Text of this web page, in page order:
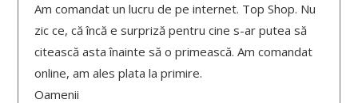
Am comandat un lucru de pe internet. Top Shop. Nu
zic ce, că încă e surpriză pentru cine s-ar putea să
citească asta înainte să o primească. Am comandat
online, am ales plata la primire.
Oamenii